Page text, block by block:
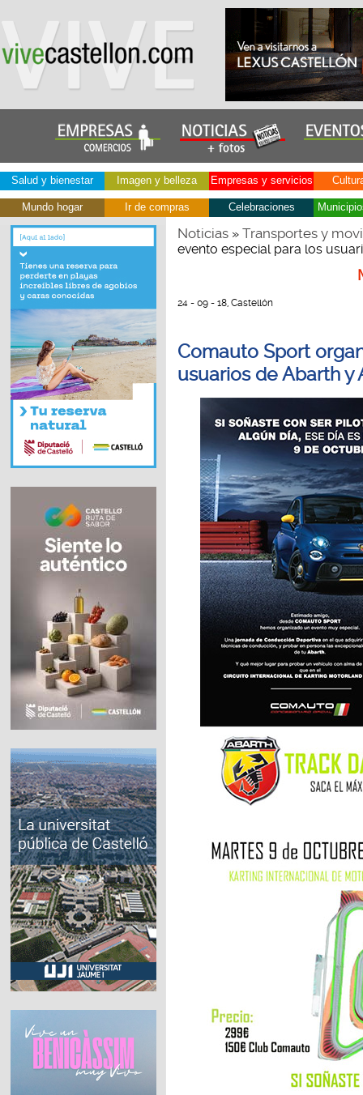
Salud y bienestar Imagen y belleza Empresas y servicios
Mundo hogar Ir de compras Celebraciones
Noticias» Transportes y
evento especial para los
24 - 09 - 18, Castellón
Comauto Sport
usuarios de Abarth y